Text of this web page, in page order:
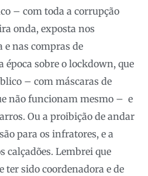
– com toda a corrupção
onda, exposta nos
nas compras de
época sobre o lockdown, que
– com máscaras de
não funcionam mesmo – e
Ou a proibição de andar
para os infratores, e a
calçadões. Lembrei que
sido coordenadora e de